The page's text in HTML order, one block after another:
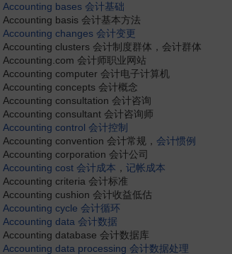
Accounting bases 会计基础
Accounting basis 会计基本方法
Accounting changes 会计变更
Accounting clusters 会计制度群体，会计群体
Accounting.com 会计师职业网站
Accounting computer 会计电子计算机
Accounting concepts 会计概念
Accounting consultation 会计咨询
Accounting consultant 会计咨询师
Accounting control 会计控制
Accounting convention 会计常规， 会计惯例
Accounting corporation 会计公司
Accounting cost 会计成本 ， 记帐成本
Accounting criteria 会计标准
Accounting cushion 会计收益低估
Accounting cycle 会计循环
Accounting data 会计数据
Accounting database 会计数据库
Accounting data processing 会计数据处理